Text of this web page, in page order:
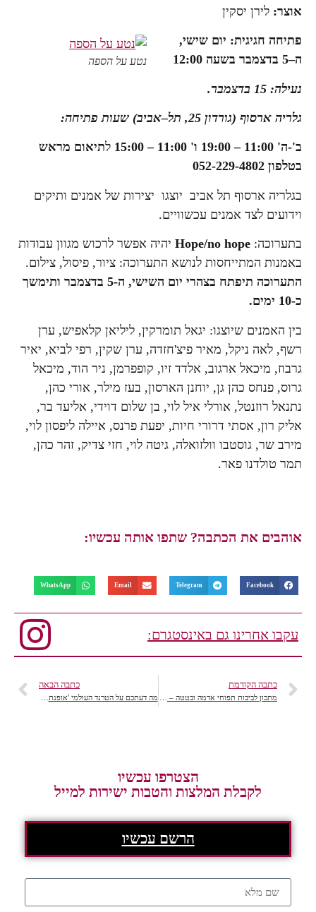
אוצר: לירן יסקין
נטע על הספה
פתיחה חגיגית: יום שישי,
ה–
5 בדצמבר בשעה 12:00
נעילה:
15 בדצמבר.
גלריה ארסוף (גורדון 25
, תל–אביב) שעות פתיחה:
ב'-ה'
11:00
–
19:00 ו'
11:00
–
15:00 לתיאום מראש
בטלפון 052-229-4802
בגלריה ארסוף תל אביב יוצגו יצירות של אמנים ותיקים
וידועים לצד אמנים עכשוויים.
בתערוכה: Hope/no hope יהיה אפשר לרכוש מגוון עבודות
באמנות המתייחסות לנושא התערוכה: ציור, פיסול, צילום.
התערוכה תיפתח בצהרי יום השישי, ה-5 בדצמבר ותימשך
כ-10 ימים.
בין האמנים שיוצגו: יגאל תומרקין, ליליאן קלאפיש, ערן
רשף, לאה ניקל, מאיר פיצ'חזדה, ערן שקין, רפי לביא, יאיר
גרבוז, מיכאל ארגוב, אלדד זיו, קופפרמן, ניר הוד, מיכאל
גרוס, פנחס כהן גן, יוחנן הארסון, בעז מילר, אורי כהן,
נתנאל רוזנטל, אורלי איל לוי, בן שלום דוידי, אליעד בר,
אליק רון, אסתי דרורי חיות, יפעת פרנס, איילה ליפסון לוי,
מירב שר, גוסטבו וולזואלה, גיטה לוי, חזי צדיק, זהר כהן,
תמר טולדנו פאר.
אוהבים את הכתבה? שתפו אותה עכשיו:
Facebook
Telegram
Email
WhatsApp
עקבו אחרינו גם באינסטגרם:
כתבה הקודמת כתבה הבאה
הצטרפו עכשיו
לקבלת המלצות והטבות ישירות למייל
הרשם עכשיו